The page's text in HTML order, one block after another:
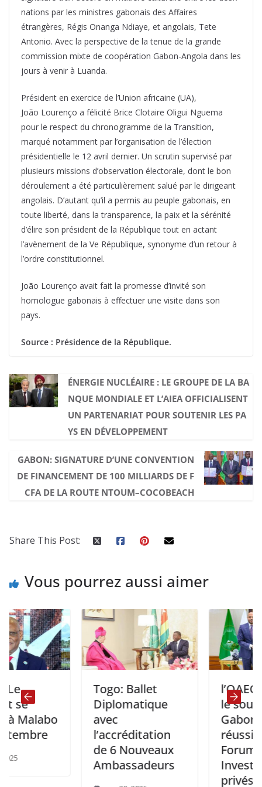
nations par les ministres gabonais des Affaires
étrangères, Régis Onanga Ndiaye, et angolais, Tete
Antonio. Avec la perspective de la tenue de la grande
commission mixte de coopération Gabon-Angola dans les
jours à venir à Luanda.
Président en exercice de l’Union africaine (UA),
João Lourenço a félicité Brice Clotaire Oligui Nguema
pour le respect du chronogramme de la Transition,
marqué notamment par l’organisation de l’élection
présidentielle le 12 avril dernier. Un scrutin supervisé par
plusieurs missions d’observation électorale, dont le bon
déroulement a été particulièrement salué par le dirigeant
angolais. D’autant qu’il a permis au peuple gabonais, en
toute liberté, dans la transparence, la paix et la sérénité
d’élire son président de la République tout en actant
l’avènement de la Ve République, synonyme d’un retour à
l’ordre constitutionnel.
João Lourenço avait fait la promesse d’invité son
homologue gabonais à effectuer une visite dans son
pays.
Source : Présidence de la République.
ÉNERGIE NUCLÉAIRE : LE GROUPE DE LA BA
NQUE MONDIALE ET L’AIEA OFFICIALISENT
UN PARTENARIAT POUR SOUTENIR LES PA
YS EN DÉVELOPPEMENT
GABON: SIGNATURE D’UNE CONVENTION
DE FINANCEMENT DE 100 MILLIARDS DE F
CFA DE LA ROUTE NTOUM–COCOBEACH
Share This Post:
Vous pourrez aussi aimer
Togo: Ballet
Diplomatique
l’accréditation
de 6 Nouveaux
Ambassadeurs
l’OAECP
le soutien du
Gabon pour
réussite du
Forum des
privés à